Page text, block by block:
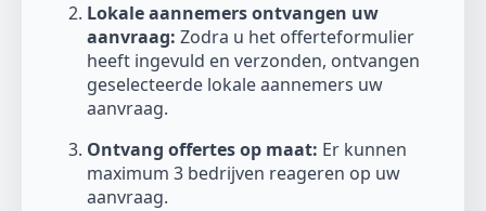
Lokale aannemers ontvangen uw
aanvraag: Zodra u het offerteformulier
heeft ingevuld en verzonden, ontvangen
geselecteerde lokale aannemers uw
aanvraag.
Ontvang offertes op maat: Er kunnen
maximum 3 bedrijven reageren op uw
aanvraag.